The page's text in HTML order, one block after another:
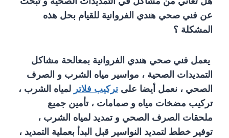
عن فني صحي هندي الفروانية للقيام بحل هذه
المشكلة ؟
يعمل فني صحي هندي الفروانية بمعالحة مشاكل
التمديدات الصحية ، مواسير مياه الشرب و الصرف
الصحي ، نعمل أيضا علىتركيب فلاتر لمياه الشرب ،
تركيب مضخات مياه و صمامات ، تأمين جميع
ملحقات الصرف الصحي و تمديد لمياه الشرب ،
توفير خطط لتمديد النواسير قبل البدأ بعملية التمديد ،